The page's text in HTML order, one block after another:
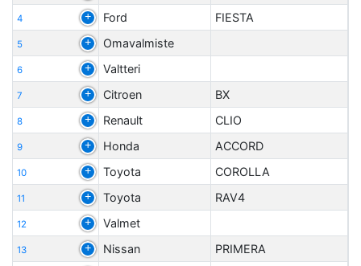
4 Ford FIESTA
5 Omavalmiste
6 Valtteri
7 Citroen BX
8 Renault CLIO
9 Honda ACCORD
10 Toyota COROLLA
11 Toyota RAV4
12 Valmet
13 Nissan PRIMERA